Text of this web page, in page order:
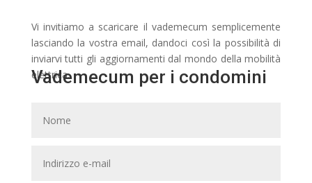
Vi invitiamo a scaricare il vademecum semplicemente
lasciando la vostra email, dandoci così la possibilità di
inviarvi tutti gli aggiornamenti dal mondo della mobilità
elettrica.
Vademecum per i condomini